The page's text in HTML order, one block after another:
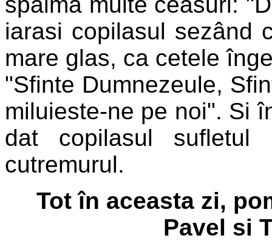
iarasi copilasul sezând
mare glas, ca cetele
"Sfinte Dumnezeule,
miluieste-ne pe noi". Si
dat copilasul
cutremurul.
Tot în aceasta zi,
Pavel si